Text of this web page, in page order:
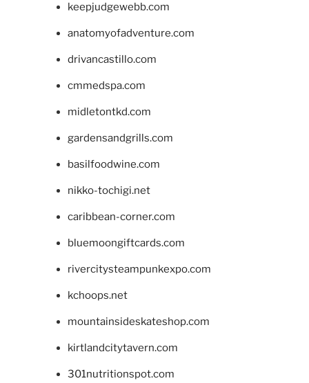
keepjudgewebb.com
anatomyofadventure.com
drivancastillo.com
cmmedspa.com
midletontkd.com
gardensandgrills.com
basilfoodwine.com
nikko-tochigi.net
caribbean-corner.com
bluemoongiftcards.com
rivercitysteampunkexpo.com
kchoops.net
mountainsideskateshop.com
kirtlandcitytavern.com
301nutritionspot.com